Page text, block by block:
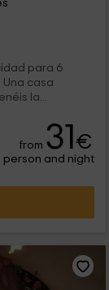
para 6
casa
la...
from 31€
person and night